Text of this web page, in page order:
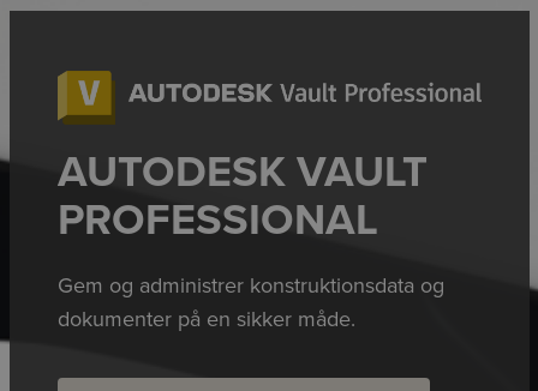
AUTODESK VAULT
PROFESSIONAL
Gem og administrer konstruktionsdata og
dokumenter på en sikker måde.